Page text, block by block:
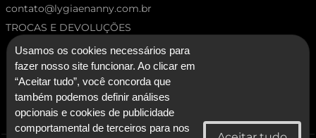
contato@lygiaenanny.com.br
TROCAS E DEVOLUÇÕES
Usamos os cookies necessários para
fazer nosso site funcionar. Ao clicar em
“Aceitar tudo”, você concorda que
também podemos definir análises
opcionais e cookies de publicidade
comportamental de terceiros para nos